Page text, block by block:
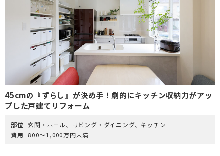
45cmの『ずらし』が決め手！劇的にキッチン収納力がアッ
プした戸建てリフォーム
部位 玄関・ホール、リビング・ダイニング、キッチン
費用
800～1,000万円未満